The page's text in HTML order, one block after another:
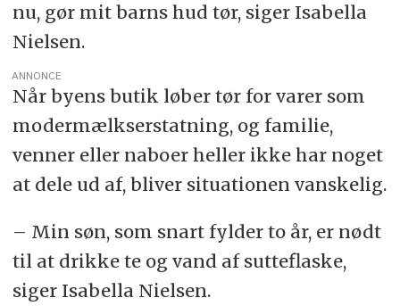
nu, gør mit barns hud tør, siger Isabella
Nielsen.
ANNONCE
Når byens butik løber tør for varer som
modermælkserstatning, og familie,
venner eller naboer heller ikke har noget
at dele ud af, bliver situationen vanskelig.
– Min søn, som snart fylder to år, er nødt
til at drikke te og vand af sutteflaske,
siger Isabella Nielsen.